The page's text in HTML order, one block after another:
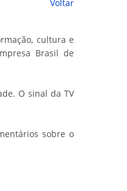
Voltar
cultura e
Brasil de
O sinal da TV
sobre o